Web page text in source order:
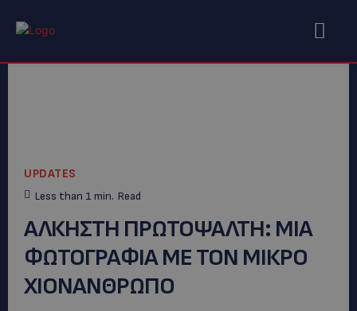
UPDATES
Less than 1 min. Read
ΑΛΚΗΣΤΗ ΠΡΩΤΟΨΑΛΤΗ: ΜΙΑ
ΦΩΤΟΓΡΑΦΙΑ ΜΕ ΤΟΝ ΜΙΚΡΟ
ΧΙΟΝΑΝΘΡΩΠΟ